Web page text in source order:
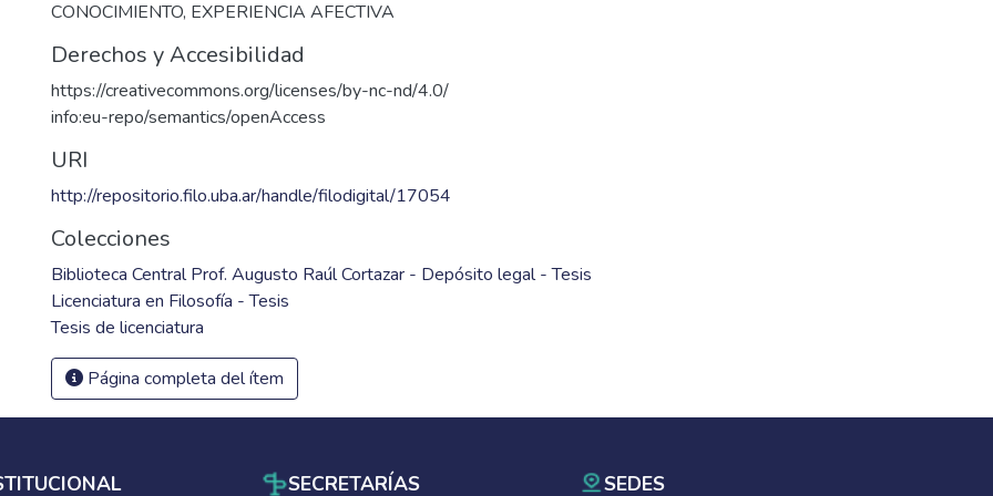
CONOCIMIENTO, EXPERIENCIA AFECTIVA
Derechos y Accesibilidad
https://creativecommons.org/licenses/by-nc-nd/4.0/
info:eu-repo/semantics/openAccess
URI
http://repositorio.filo.uba.ar/handle/filodigital/17054
Colecciones
Biblioteca Central Prof. Augusto Raúl Cortazar - Depósito legal - Tesis
Licenciatura en Filosofía - Tesis
Tesis de licenciatura
Página completa del ítem
SECRETARÍAS SEDES